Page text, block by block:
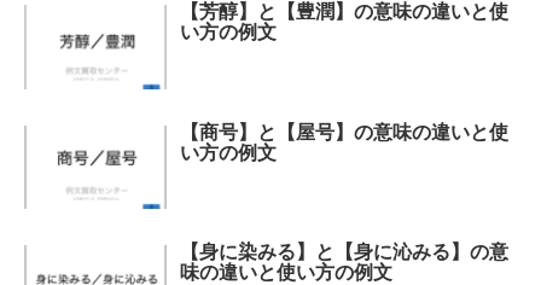
【芳醇】と【豊潤】の意味の違いと使
い方の例文
【商号】と【屋号】の意味の違いと使
い方の例文
【身に染みる】と【身に沁みる】の意
味の違いと使い方の例文